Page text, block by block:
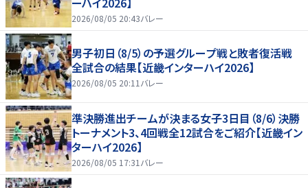
2026/08/05 20:43バレー
男子初日（8/5）の予選グループ戦と敗者復活戦
全試合の結果【近畿インターハイ2026】
2026/08/05 20:11 バレー
準決勝進出チームが決まる女子3日目（8/6）決勝
トーナメント3、4回戦全12試合をご紹介【近畿イン
ターハイ2026】
2026/08/05 17:31 バレー